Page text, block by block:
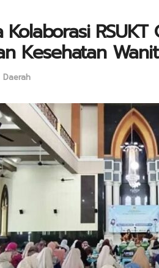
Kolaborasi
Kesehatan